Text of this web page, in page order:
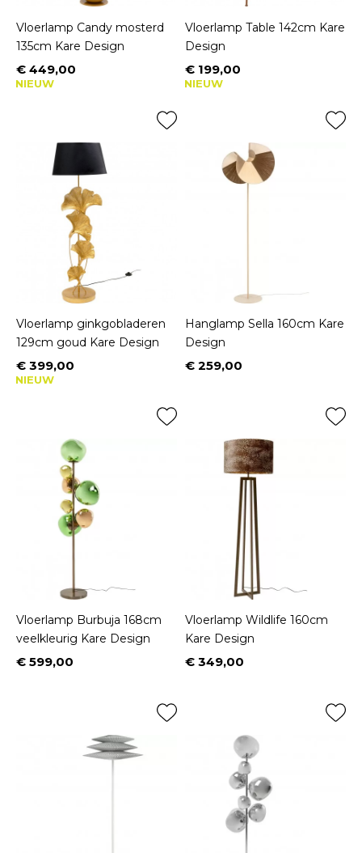
Vloerlamp Candy mosterd
135cm Kare Design
Prijs
€ 449,00
NIEUW
Vloerlamp Table 142cm Kare
Design
Prijs
€ 199,00
NIEUW
Vloerlamp ginkgobladeren
129cm goud Kare Design
Prijs
€ 399,00
NIEUW
Hanglamp Sella 160cm Kare
Design
Prijs
€ 259,00
Vloerlamp Burbuja 168cm
veelkleurig Kare Design
Prijs
€ 599,00
Vloerlamp Wildlife 160cm
Kare Design
Prijs
€ 349,00